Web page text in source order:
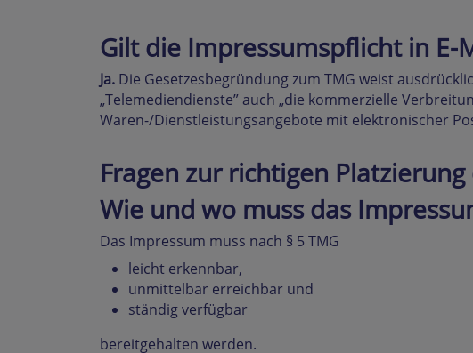
Gilt die Impressumspflicht in E-
Ja. Die Gesetzesbegründung zum TMG weist
„Telemediendienste” auch „die kommerzielle
Waren-/Dienstleistungsangebote mit elektronischer
Fragen zur richtigen
Wie und wo muss das
Das Impressum muss nach § 5 TMG
leicht erkennbar,
unmittelbar erreichbar und
ständig verfügbar
bereitgehalten werden.